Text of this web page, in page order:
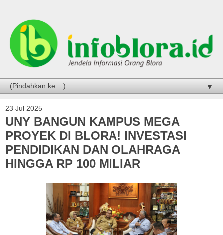
▼
23 Jul 2025
UNY BANGUN KAMPUS MEGA
PROYEK DI BLORA! INVESTASI
PENDIDIKAN DAN OLAHRAGA
HINGGA RP 100 MILIAR